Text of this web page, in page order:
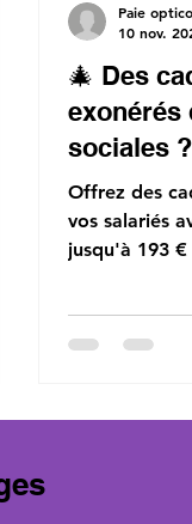
🎄 Des
exonérés
sociales
possible !
Offrez des
vos salariés
jusqu'à 193
Paie
10 nov.